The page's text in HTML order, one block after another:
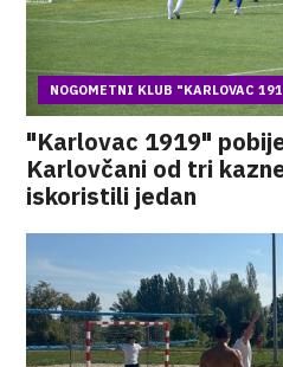
NOGOMETNI KLUB "KARLOVAC
"Karlovac 1919"
Karlovčani od tri
iskoristili jedan